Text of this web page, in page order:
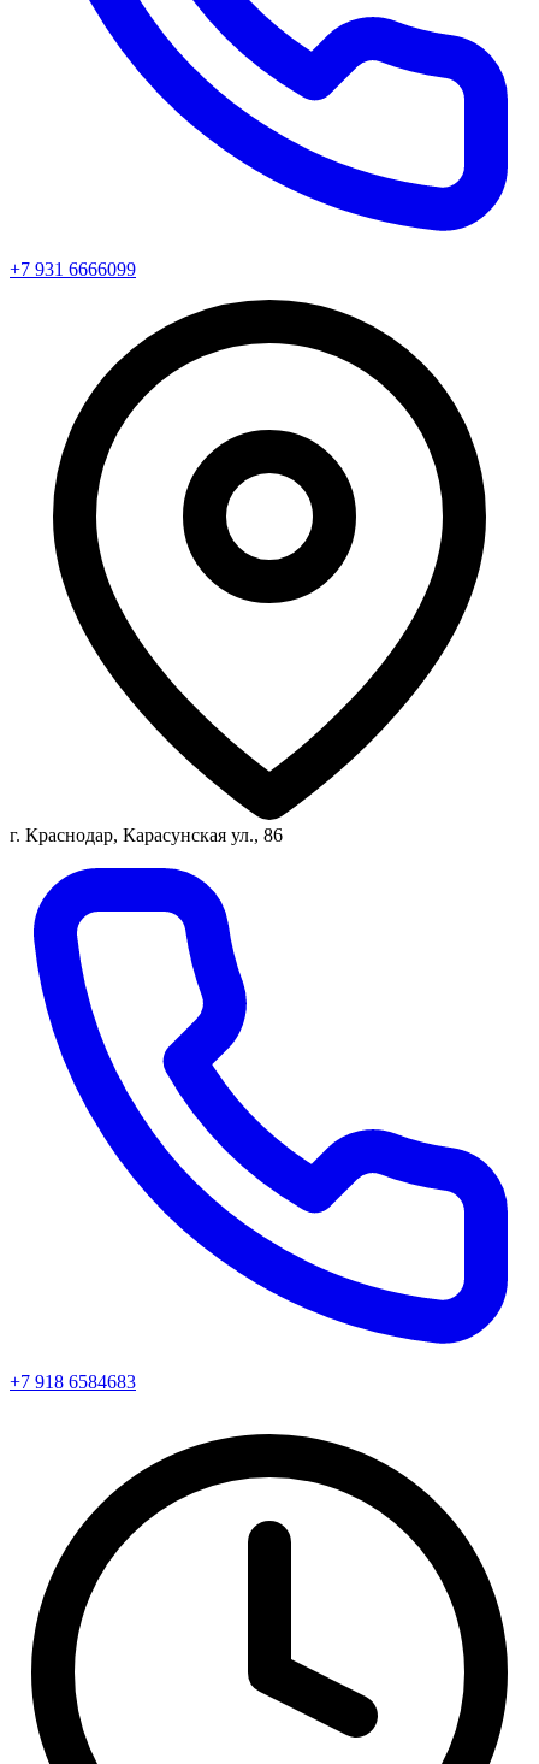
+7 931 6666099
г. Краснодар, Карасунская ул., 86
+7 918 6584683